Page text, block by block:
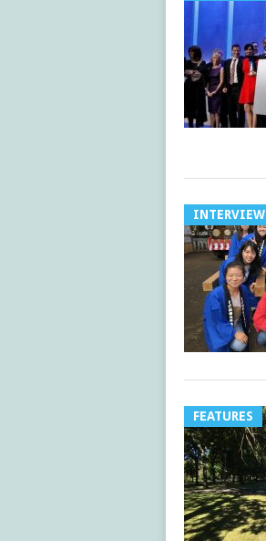
INTERVIEW
FEATURES